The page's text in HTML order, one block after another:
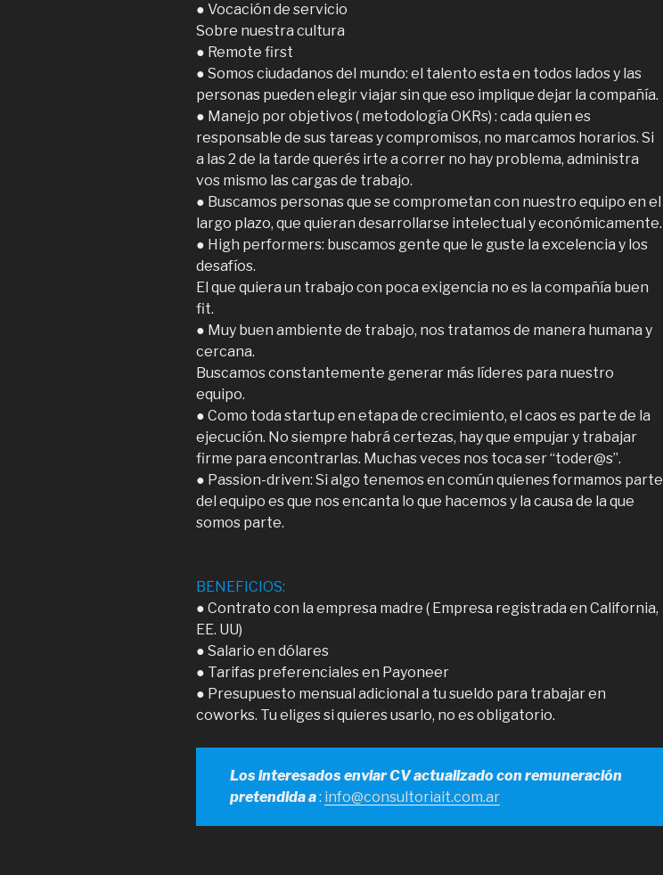
● Vocación de servicio
Sobre nuestra cultura
● Remote first
● Somos ciudadanos del mundo: el talento esta en todos lados y las
personas pueden elegir viajar sin que eso implique dejar la compañía.
● Manejo por objetivos ( metodología OKRs) : cada quien es
responsable de sus tareas y compromisos, no marcamos horarios. Si
a las 2 de la tarde querés irte a correr no hay problema, administra
vos mismo las cargas de trabajo.
● Buscamos personas que se comprometan con nuestro equipo en el
largo plazo, que quieran desarrollarse intelectual y económicamente.
● High performers: buscamos gente que le guste la excelencia y los
desafíos.
El que quiera un trabajo con poca exigencia no es la compañía buen
fit.
● Muy buen ambiente de trabajo, nos tratamos de manera humana y
cercana.
Buscamos constantemente generar más líderes para nuestro
equipo.
● Como toda startup en etapa de crecimiento, el caos es parte de la
ejecución. No siempre habrá certezas, hay que empujar y trabajar
firme para encontrarlas. Muchas veces nos toca ser “toder@s”.
● Passion-driven: Si algo tenemos en común quienes formamos parte
del equipo es que nos encanta lo que hacemos y la causa de la que
somos parte.
BENEFICIOS:
● Contrato con la empresa madre ( Empresa registrada en California,
EE. UU)
● Salario en dólares
● Tarifas preferenciales en Payoneer
● Presupuesto mensual adicional a tu sueldo para trabajar en
coworks. Tu eliges si quieres usarlo, no es obligatorio.
Los interesados enviar CV actualizado con remuneración
pretendida a: info@consultoriait.com.ar